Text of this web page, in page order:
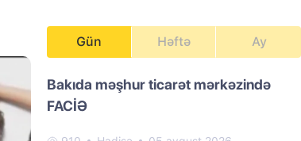
Gün Həftə Ay
Bakıda məşhur ticarət mərkəzində
FACİƏ